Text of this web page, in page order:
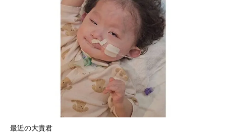
最近の大貴君